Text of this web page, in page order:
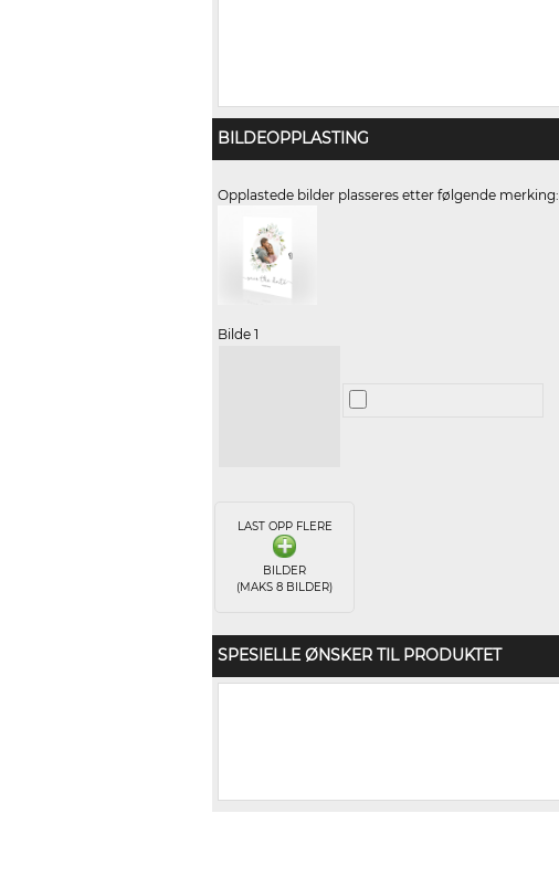
BILDEOPPLASTING
Opplastede bilder plasseres etter følgende merking:
Bilde 1
LAST OPP FLERE
BILDER
(MAKS 8 BILDER)
SPESIELLE ØNSKER TIL PRODUKTET